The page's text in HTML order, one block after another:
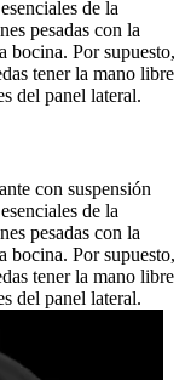
de la
pesadas con la
bocina. Por supuesto,
tener la mano libre
del panel lateral.
con suspensión
de la
pesadas con la
bocina. Por supuesto,
tener la mano libre
del panel lateral.